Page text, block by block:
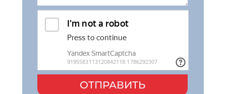
ОТПРАВИТЬ